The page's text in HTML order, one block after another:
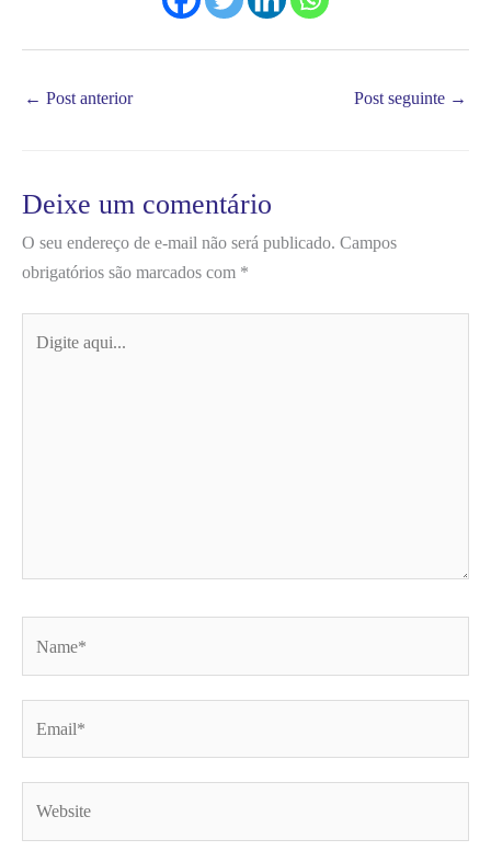
← Post anterior Post seguinte →
Deixe um comentário
O seu endereço de e-mail não será publicado. Campos
obrigatórios são marcados com *
aqui...